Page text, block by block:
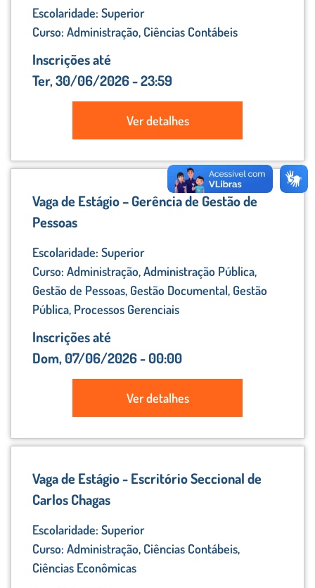
Escolaridade: Superior
Curso: Administração, Ciências Contábeis
Inscrições até
Ter, 30/06/2026 - 23:59
Ver detalhes
Vaga de Estágio – Gerência de Gestão de
Pessoas
Escolaridade: Superior
Curso: Administração, Administração Pública,
Gestão de Pessoas, Gestão Documental, Gestão
Pública, Processos Gerenciais
Inscrições até
Dom, 07/06/2026 - 00:00
Ver detalhes
Vaga de Estágio - Escritório Seccional de
Carlos Chagas
Escolaridade: Superior
Curso: Administração, Ciências Contábeis,
Ciências Econômicas